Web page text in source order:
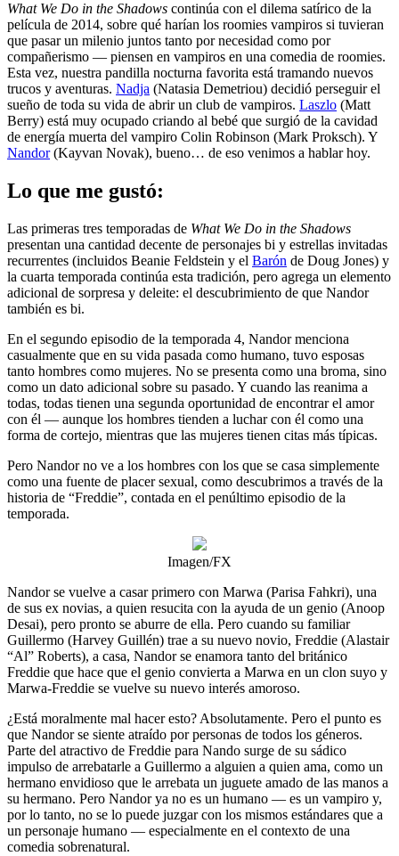
What We Do in the Shadows continúa con el dilema satírico de la
película de 2014, sobre qué harían los roomies vampiros si tuvieran
que pasar un milenio juntos tanto por necesidad como por
compañerismo — piensen en vampiros en una comedia de roomies.
Esta vez, nuestra pandilla nocturna favorita está tramando nuevos
trucos y aventuras. Nadja (Natasia Demetriou) decidió perseguir el
sueño de toda su vida de abrir un club de vampiros. Laszlo (Matt
Berry) está muy ocupado criando al bebé que surgió de la cavidad
de energía muerta del vampiro Colin Robinson (Mark Proksch). Y
Nandor(Kayvan Novak), bueno… de eso venimos a hablar hoy.
Lo que me gustó:
Las primeras tres temporadas de What We Do in the Shadows
presentan una cantidad decente de personajes bi y estrellas invitadas
recurrentes (incluidos Beanie Feldstein y el Barón de Doug Jones) y
la cuarta temporada continúa esta tradición, pero agrega un elemento
adicional de sorpresa y deleite: el descubrimiento de que Nandor
también es bi.
En el segundo episodio de la temporada 4, Nandor menciona
casualmente que en su vida pasada como humano, tuvo esposas
tanto hombres como mujeres. No se presenta como una broma, sino
como un dato adicional sobre su pasado. Y cuando las reanima a
todas, todas tienen una segunda oportunidad de encontrar el amor
con él — aunque los hombres tienden a luchar con él como una
forma de cortejo, mientras que las mujeres tienen citas más típicas.
Pero Nandor no ve a los hombres con los que se casa simplemente
como una fuente de placer sexual, como descubrimos a través de la
historia de “Freddie”, contada en el penúltimo episodio de la
temporada.
Imagen/FX
Nandor se vuelve a casar primero con Marwa (Parisa Fahkri), una
de sus ex novias, a quien resucita con la ayuda de un genio (Anoop
Desai), pero pronto se aburre de ella. Pero cuando su familiar
Guillermo (Harvey Guillén) trae a su nuevo novio, Freddie (Alastair
“Al” Roberts), a casa, Nandor se enamora tanto del británico
Freddie que hace que el genio convierta a Marwa en un clon suyo y
Marwa-Freddie se vuelve su nuevo interés amoroso.
¿Está moralmente mal hacer esto? Absolutamente. Pero el punto es
que Nandor se siente atraído por personas de todos los géneros.
Parte del atractivo de Freddie para Nando surge de su sádico
impulso de arrebatarle a Guillermo a alguien a quien ama, como un
hermano envidioso que le arrebata un juguete amado de las manos a
su hermano. Pero Nandor ya no es un humano — es un vampiro y,
por lo tanto, no se lo puede juzgar con los mismos estándares que a
un personaje humano — especialmente en el contexto de una
comedia sobrenatural.